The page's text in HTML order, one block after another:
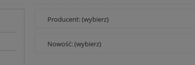
Producent: (wybierz)
Nowość: (wybierz)